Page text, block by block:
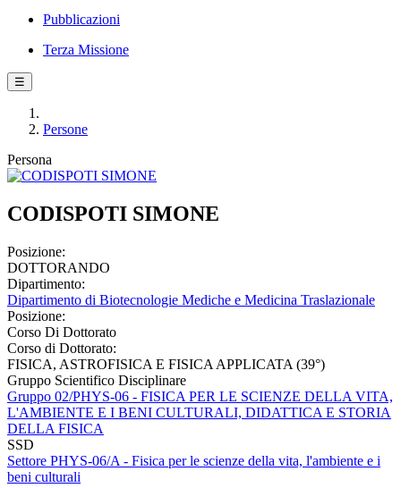
Pubblicazioni
Terza Missione
☰
Persone
Persona
CODISPOTI SIMONE
Posizione:
DOTTORANDO
Dipartimento:
Dipartimento di Biotecnologie Mediche e Medicina Traslazionale
Posizione:
Corso Di Dottorato
Corso di Dottorato:
FISICA, ASTROFISICA E FISICA APPLICATA (39°)
Gruppo Scientifico Disciplinare
Gruppo 02/PHYS-06 - FISICA PER LE SCIENZE DELLA VITA,
L'AMBIENTE E I BENI CULTURALI, DIDATTICA E STORIA
DELLA FISICA
SSD
Settore PHYS-06/A - Fisica per le scienze della vita, l'ambiente e i
beni culturali